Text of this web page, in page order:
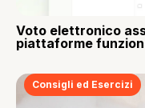
Voto elettronico
piattaforme
Consigli ed Esercizi